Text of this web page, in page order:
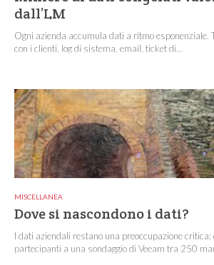
dall’LM
Ogni azienda accumula dati a ritmo esponenziale.
con i clienti, log di sistema, email, ticket di...
MISCELLANEA
Dove si nascondono i dati?
I dati aziendali restano una preoccupazione
partecipanti a una sondaggio di Veeam tra 250